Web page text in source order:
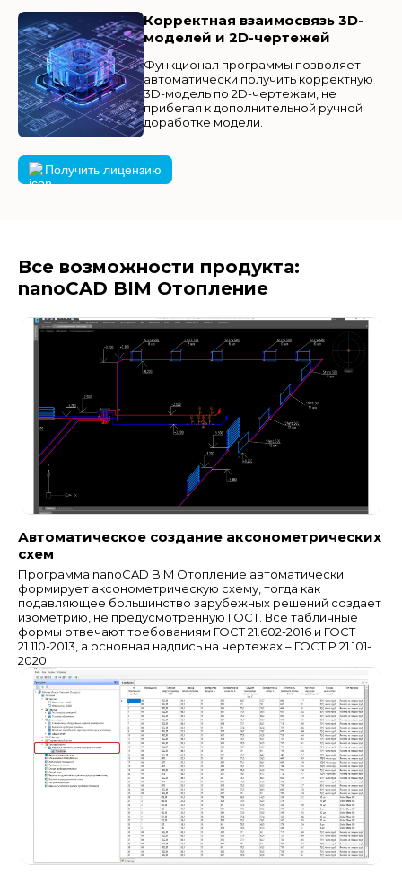
Корректная взаимосвязь 3D-
моделей и 2D-чертежей
Функционал программы позволяет
автоматически получить корректную
3D-модель по 2D-чертежам, не
прибегая к дополнительной ручной
доработке модели.
Получить лицензию
Все возможности продукта:
nanoCAD BIM Отопление
Автоматическое создание аксонометрических
схем
Программа nanoCAD BIM Отопление автоматически
формирует аксонометрическую схему, тогда как
подавляющее большинство зарубежных решений создает
изометрию, не предусмотренную ГОСТ. Все табличные
формы отвечают требованиям ГОСТ 21.602-2016 и ГОСТ
21.110-2013, а основная надпись на чертежах – ГОСТ Р 21.101-
2020.